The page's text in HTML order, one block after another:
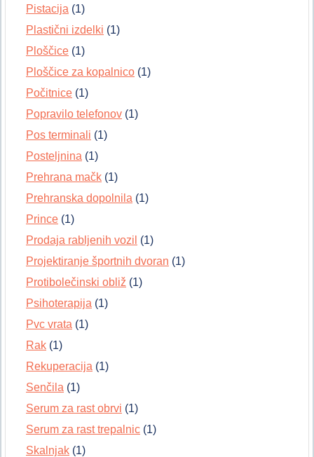
Pistacija (1)
Plastični izdelki (1)
Ploščice (1)
Ploščice za kopalnico (1)
Počitnice (1)
Popravilo telefonov (1)
Pos terminali (1)
Posteljnina (1)
Prehrana mačk (1)
Prehranska dopolnila (1)
Prince (1)
Prodaja rabljenih vozil (1)
Projektiranje športnih dvoran (1)
Protibolečinski obliž (1)
Psihoterapija (1)
Pvc vrata (1)
Rak (1)
Rekuperacija (1)
Senčila (1)
Serum za rast obrvi (1)
Serum za rast trepalnic (1)
Skalnjak (1)